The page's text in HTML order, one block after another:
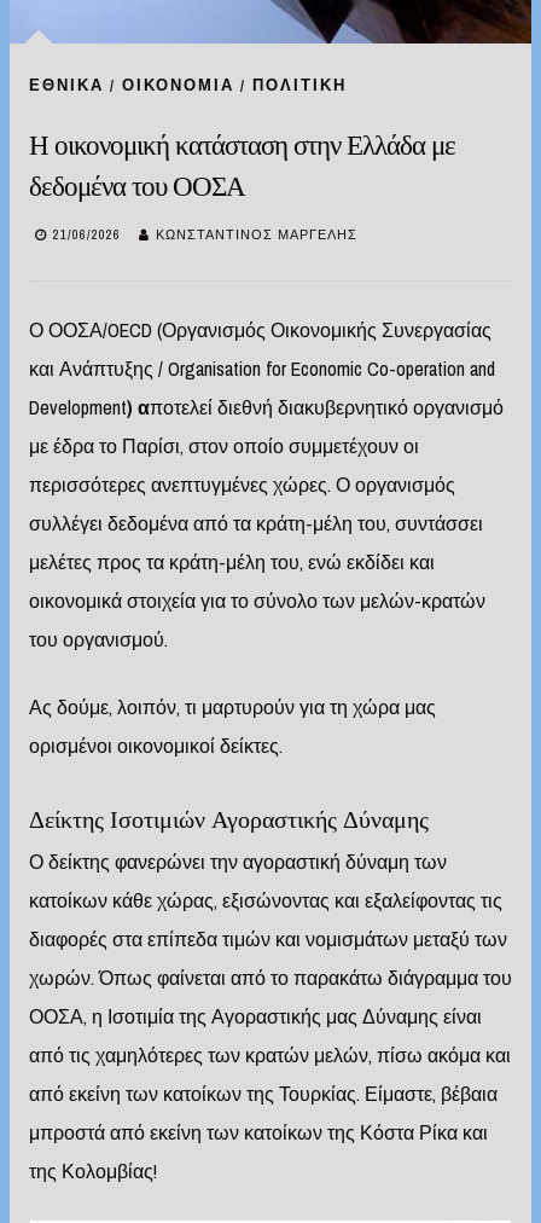
ΕΘΝΙΚΆ / ΟΙΚΟΝΟΜΊΑ / ΠΟΛΙΤΙΚΉ
Η οικονομική κατάσταση στην Ελλάδα με
δεδομένα του ΟΟΣΑ
21/06/2026 ΚΩΝΣΤΑΝΤΊΝΟΣ ΜΑΡΓΈΛΗΣ
Ο ΟΟΣΑ/OECD (Οργανισμός Οικονομικής Συνεργασίας
και Ανάπτυξης / Organisation for Economic Co-operation and
Development) αποτελεί διεθνή διακυβερνητικό οργανισμό
με έδρα το Παρίσι, στον οποίο συμμετέχουν οι
περισσότερες ανεπτυγμένες χώρες. Ο οργανισμός
συλλέγει δεδομένα από τα κράτη-μέλη του, συντάσσει
μελέτες προς τα κράτη-μέλη του, ενώ εκδίδει και
οικονομικά στοιχεία για το σύνολο των μελών-κρατών
του οργανισμού.
Ας δούμε, λοιπόν, τι μαρτυρούν για τη χώρα μας
ορισμένοι οικονομικοί δείκτες.
Δείκτης Ισοτιμιών Αγοραστικής Δύναμης
Ο δείκτης φανερώνει την αγοραστική δύναμη των
κατοίκων κάθε χώρας, εξισώνοντας και εξαλείφοντας τις
διαφορές στα επίπεδα τιμών και νομισμάτων μεταξύ των
χωρών. Όπως φαίνεται από το παρακάτω διάγραμμα του
ΟΟΣΑ, η Ισοτιμία της Αγοραστικής μας Δύναμης είναι
από τις χαμηλότερες των κρατών μελών, πίσω ακόμα και
από εκείνη των κατοίκων της Τουρκίας. Είμαστε, βέβαια
μπροστά από εκείνη των κατοίκων της Κόστα Ρίκα και
της Κολομβίας!